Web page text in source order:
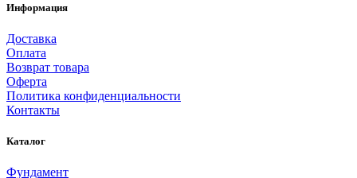
Информация
Доставка
Оплата
Возврат товара
Оферта
Политика конфиденциальности
Контакты
Каталог
Фундамент